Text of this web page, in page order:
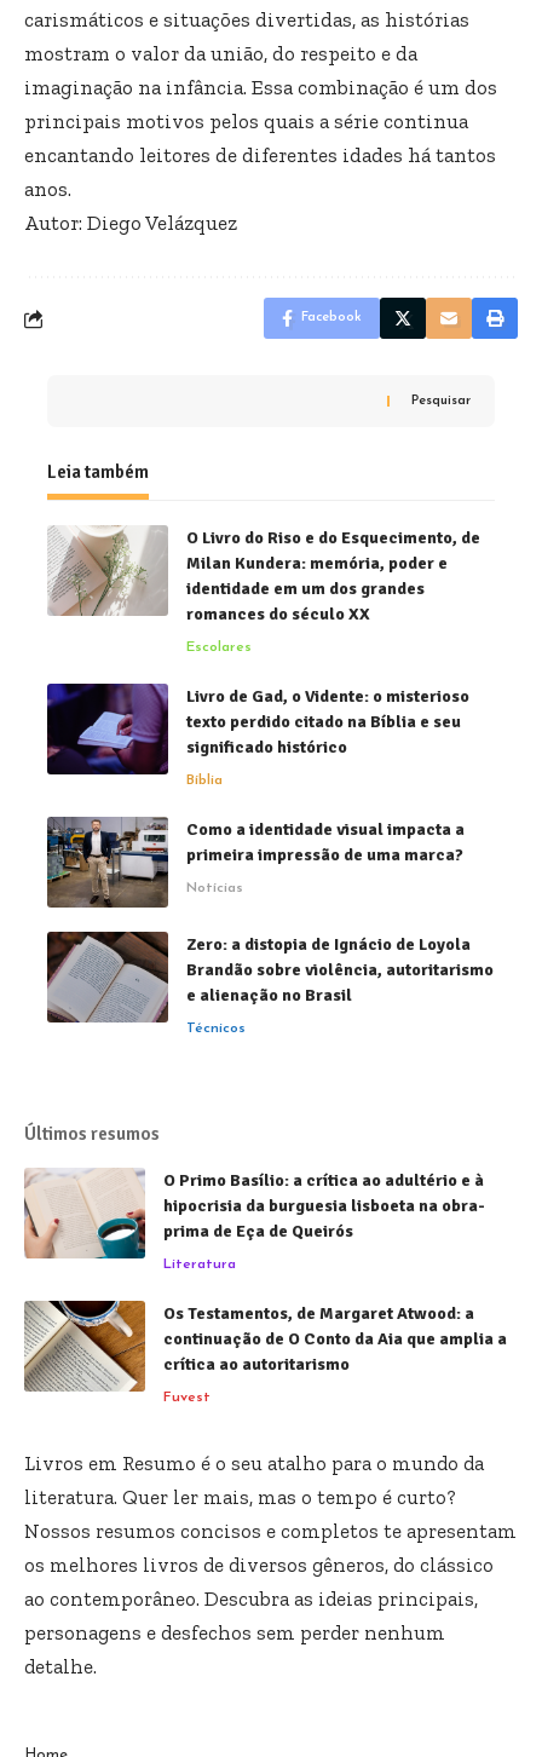
carismáticos e situações divertidas, as histórias
mostram o valor da união, do respeito e da
imaginação na infância. Essa combinação é um dos
principais motivos pelos quais a série continua
encantando leitores de diferentes idades há tantos
anos.
Autor: Diego Velázquez
Facebook
Pesquisar
Leia também
O Livro do Riso e do Esquecimento, de
Milan Kundera: memória, poder e
identidade em um dos grandes
romances do século XX
Escolares
Livro de Gad, o Vidente: o misterioso
texto perdido citado na Bíblia e seu
significado histórico
Bíblia
Como a identidade visual impacta a
primeira impressão de uma marca?
Notícias
Zero: a distopia de Ignácio de Loyola
Brandão sobre violência, autoritarismo
e alienação no Brasil
Técnicos
Últimos resumos
O Primo Basílio: a crítica ao adultério e à
hipocrisia da burguesia lisboeta na obra-
prima de Eça de Queirós
Literatura
Os Testamentos, de Margaret Atwood: a
continuação de O Conto da Aia que amplia a
crítica ao autoritarismo
Fuvest
Livros em Resumo é o seu atalho para o mundo da
literatura. Quer ler mais, mas o tempo é curto?
Nossos resumos concisos e completos te apresentam
os melhores livros de diversos gêneros, do clássico
ao contemporâneo. Descubra as ideias principais,
personagens e desfechos sem perder nenhum
detalhe.